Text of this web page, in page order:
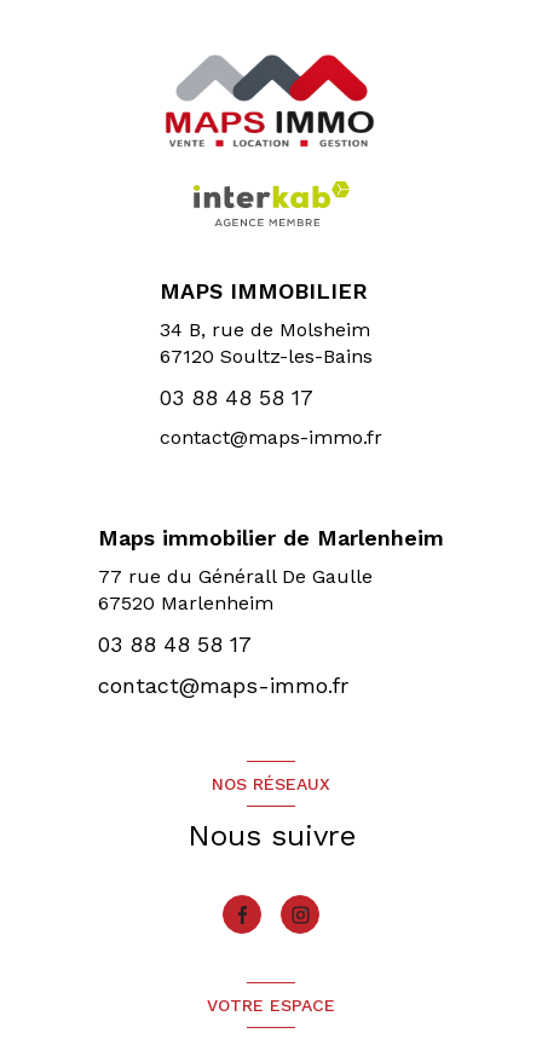
MAPS IMMOBILIER
34 B, rue de Molsheim
67120 Soultz-les-Bains
03 88 48 58 17
contact@maps-immo.fr
Maps immobilier de Marlenheim
77 rue du Générall De Gaulle
67520 Marlenheim
03 88 48 58 17
contact@maps-immo.fr
NOS RÉSEAUX
Nous suivre
VOTRE ESPACE